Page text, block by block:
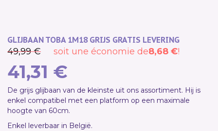
GLIJBAAN TOBA 1M18 GRIJS GRATIS LEVERING
49,99 € soit une économie de8,68 €!
41,31 €
De grijs glijbaan van de kleinste uit ons assortiment. Hij is
enkel compatibel met een platform op een maximale
hoogte van 60cm.
Enkel leverbaar in België.